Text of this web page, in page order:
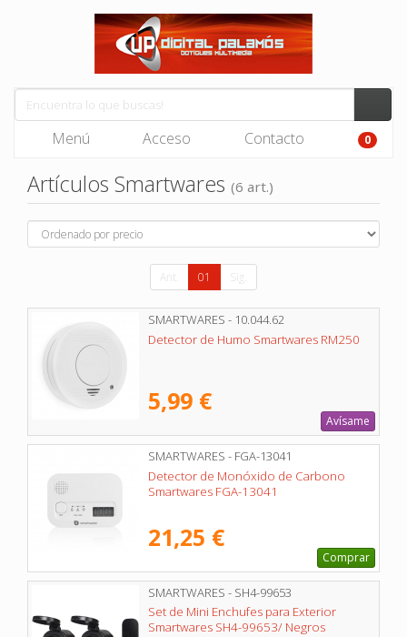
Menú Acceso Contacto 0
Artículos Smartwares (6 art.)
Ant. 01 Sig.
SMARTWARES - 10.044.62
Detector de Humo Smartwares RM250
5,99 €
Avísame
SMARTWARES - FGA-13041
Detector de Monóxido de Carbono
Smartwares FGA-13041
21,25 €
Comprar
SMARTWARES - SH4-99653
Set de Mini Enchufes para Exterior
Smartwares SH4-99653/ Negros